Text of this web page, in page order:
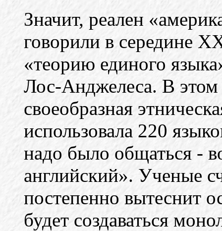
Значит, реален
говорили в середине
«теорию единого
Лос-Анджелеса. В этом
своеобразная
использовала 220
надо было общаться -
английский». Ученые
постепенно вытеснит
будет создаваться